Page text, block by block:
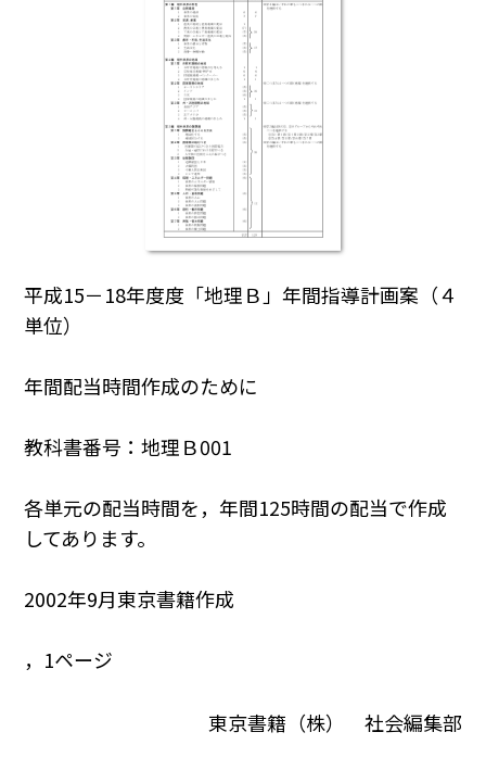
平成15－18年度度「地理Ｂ」年間指導計画案（４
単位）
年間配当時間作成のために
教科書番号：地理Ｂ001
各単元の配当時間を，年間125時間の配当で作成
してあります。
2002年9月東京書籍作成
，1ページ
東京書籍（株） 社会編集部